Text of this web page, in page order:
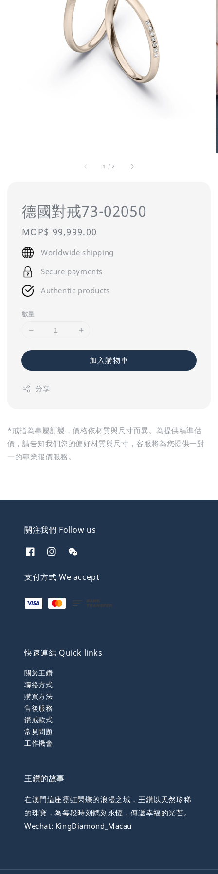
1 /2
德國對戒73-02050
Regular
price
MOP$ 99,999.00
Worldwide shipping
Secure payments
Authentic products
數量
加入購物車
分享
*戒指為專屬訂製，價格依材質與尺寸而異。為提供精準估
價，請告知我們您的偏好材質與尺寸，客服將為您提供一對
一的專業報價服務。
關注我們 Follow us
支付方式 We accept
快速連結 Quick links
關於王鑽
聯絡方式
購買方法
售後服務
鑽戒款式
常見問題
工作機會
王鑽的故事
在澳門這座霓虹閃爍的浪漫之城，王鑽以天然珍稀
的珠寶，為每段時刻鐫刻永恆，傳遞幸福的光芒。
Wechat: KingDiamond_Macau